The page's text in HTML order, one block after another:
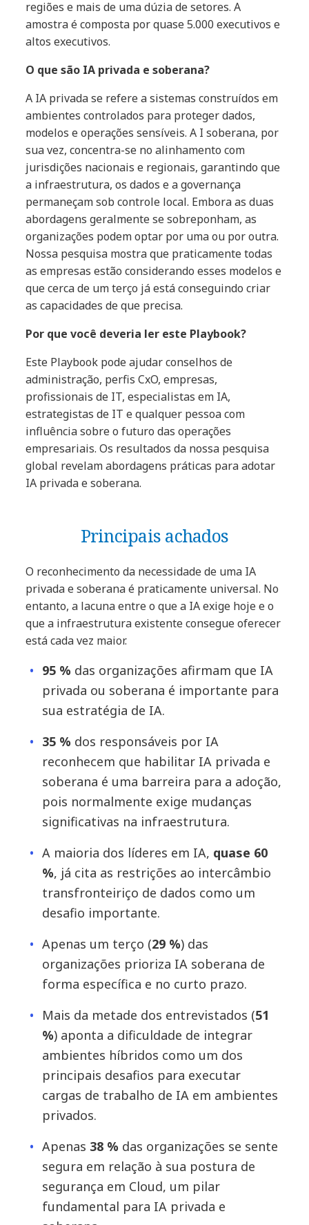
regiões e mais de uma dúzia de setores. A
amostra é composta por quase 5.000 executivos e
altos executivos.
O que são IA privada e soberana?
A IA privada se refere a sistemas construídos em
ambientes controlados para proteger dados,
modelos e operações sensíveis. A I soberana, por
sua vez, concentra-se no alinhamento com
jurisdições nacionais e regionais, garantindo que
a infraestrutura, os dados e a governança
permaneçam sob controle local. Embora as duas
abordagens geralmente se sobreponham, as
organizações podem optar por uma ou por outra.
Nossa pesquisa mostra que praticamente todas
as empresas estão considerando esses modelos e
que cerca de um terço já está conseguindo criar
as capacidades de que precisa.
Por que você deveria ler este Playbook?
Este Playbook pode ajudar conselhos de
administração, perfis CxO, empresas,
profissionais de IT, especialistas em IA,
estrategistas de IT e qualquer pessoa com
influência sobre o futuro das operações
empresariais. Os resultados da nossa pesquisa
global revelam abordagens práticas para adotar
IA privada e soberana.
Principais achados
O reconhecimento da necessidade de uma IA
privada e soberana é praticamente universal. No
entanto, a lacuna entre o que a IA exige hoje e o
que a infraestrutura existente consegue oferecer
está cada vez maior.
95 % das organizações afirmam que IA
privada ou soberana é importante para
sua estratégia de IA.
35 % dos responsáveis por IA
reconhecem que habilitar IA privada e
soberana é uma barreira para a adoção,
pois normalmente exige mudanças
significativas na infraestrutura.
A maioria dos líderes em IA, quase 60
%, já cita as restrições ao intercâmbio
transfronteiriço de dados como um
desafio importante.
Apenas um terço (29 %) das
organizações prioriza IA soberana de
forma específica e no curto prazo.
Mais da metade dos entrevistados (51
%) aponta a dificuldade de integrar
ambientes híbridos como um dos
principais desafios para executar
cargas de trabalho de IA em ambientes
privados.
Apenas 38 % das organizações se sente
segura em relação à sua postura de
segurança em Cloud, um pilar
fundamental para IA privada e